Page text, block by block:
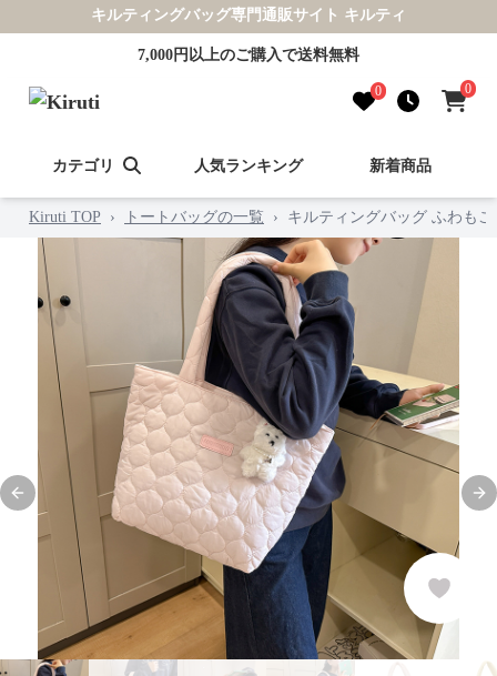
キルティングバッグ専門通販サイト キルティ
7,000円以上のご購入で送料無料
0 0
カテゴリ 人気ランキング 新着商品
Kiruti TOP › トートバッグの一覧 › キルティングバッグ ふわも
Previous slide